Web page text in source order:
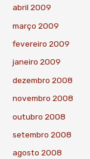
abril 2009
março 2009
fevereiro 2009
janeiro 2009
dezembro 2008
novembro 2008
outubro 2008
setembro 2008
agosto 2008